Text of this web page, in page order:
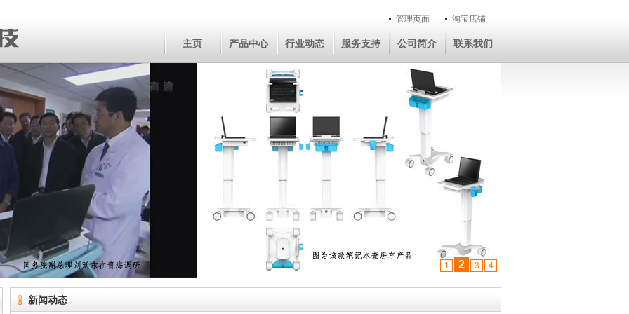
淘宝店铺
管理页面
联系我们
公司简介
服务支持
行业动态
产品中心
主页
1 2 3 4
新闻动态